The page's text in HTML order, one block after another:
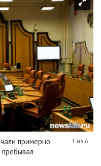
примерно
1 из 6